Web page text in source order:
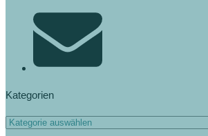
Kategorien
Kategorien